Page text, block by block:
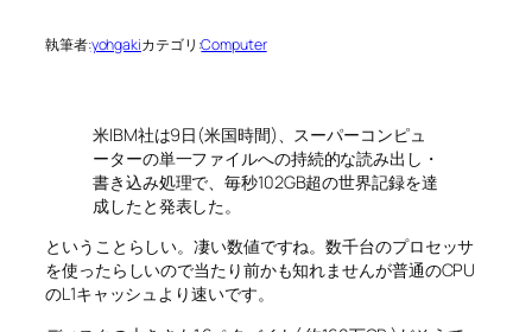
執筆者:yohgakiカテゴリ:Computer
米IBM社は9日(米国時間)、スーパーコンピュ
ーターの単一ファイルへの持続的な読み出し・
書き込み処理で、毎秒102GB超の世界記録を達
成したと発表した。
ということらしい。凄い数値ですね。数千台のプロセッサ
を使ったらしいので当たり前かも知れませんが普通のCPU
のL1キャッシュより速いです。